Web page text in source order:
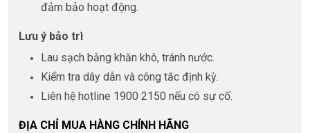
đảm bảo hoạt động.
Lưu ý bảo trì
Lau sạch bằng khăn khô, tránh nước.
Kiểm tra dây dẫn và công tắc định kỳ.
Liên hệ hotline 1900 2150 nếu có sự cố.
ĐỊA CHỈ MUA HÀNG CHÍNH HÃNG